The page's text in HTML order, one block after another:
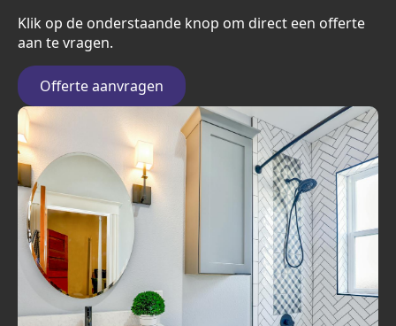
Klik op de onderstaande knop om direct een offerte
aan te vragen.
Offerte aanvragen